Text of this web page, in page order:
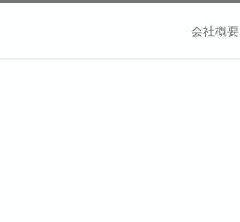
会社概要